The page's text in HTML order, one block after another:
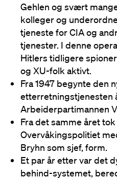
Gehlen og svært
kolleger og
tjeneste for CIA og
tjenester. I denne
Hitlers tidligere
og XU-folk aktivt.
Fra 1947 begynte den
etterretningstjenesten
Arbeiderpartimannen
Fra det samme året
Overvåkingspolitiet
Bryhn som sjef, form.
Et par år etter var det
behind-systemet,